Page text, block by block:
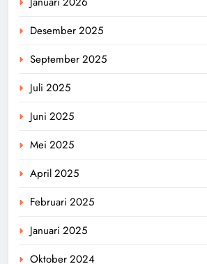
Desember 2025
September 2025
Juli 2025
Juni 2025
Mei 2025
April 2025
Februari 2025
Januari 2025
Oktober 2024